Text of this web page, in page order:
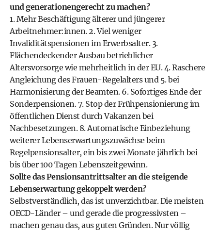
und generationengerecht zu machen?
1. Mehr Beschäftigung älterer und jüngerer
Arbeitnehmer:innen. 2. Viel weniger
Invaliditätspensionen im Erwerbsalter. 3.
Flächendeckender Ausbau betrieblicher
Altersvorsorge wie mehrheitlich in der EU. 4. Raschere
Angleichung des Frauen-Regelalters und 5. bei
Harmonisierung der Beamten. 6. Sofortiges Ende der
Sonderpensionen. 7. Stop der Frühpensionierung im
öffentlichen Dienst durch Vakanzen bei
Nachbesetzungen. 8. Automatische Einbeziehung
weiterer Lebenserwartungszuwächse beim
Regelpensionsalter, ein bis zwei Monate jährlich bei
bis über 100 Tagen Lebenszeitgewinn.
Sollte das Pensionsantrittsalter an die steigende
Lebenserwartung gekoppelt werden?
Selbstverständlich, das ist unverzichtbar. Die meisten
OECD-Länder – und gerade die progressivsten –
machen genau das, aus guten Gründen. Nur völlig